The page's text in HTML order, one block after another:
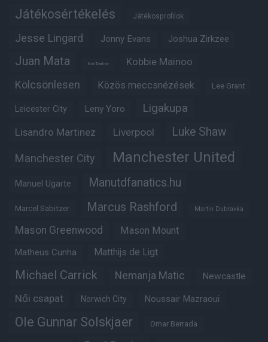
Játékosértékelés Játékosprofilok
Jesse Lingard Jonny Evans Joshua Zirkzee
Juan Mata Karl Darlow Kobbie Mainoo
Kölcsönlesen Közös meccsnézések Lee Grant
Leicester City Leny Yoro Ligakupa
Lisandro Martinez Liverpool Luke Shaw
Manchester City Manchester United
Manuel Ugarte Manutdfanatics.hu
Marcel Sabitzer Marcus Rashford Martin Dubravka
Mason Greenwood Mason Mount
Matheus Cunha Matthijs de Ligt
Michael Carrick Nemanja Matic Newcastle
Női csapat Norwich City Noussair Mazraoui
Ole Gunnar Solskjaer Omar Berrada